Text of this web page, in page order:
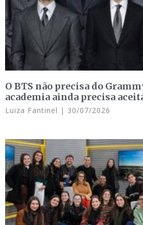
O BTS não precisa do
academia ainda precisa
Luiza Fantinel 30/07/2026